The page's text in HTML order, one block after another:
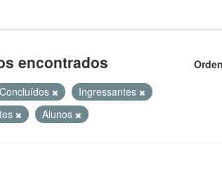
encontrados
Concluídos
Ingressantes
Alunos